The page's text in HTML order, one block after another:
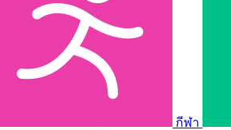
กีฬา